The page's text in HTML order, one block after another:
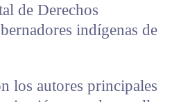
de Derechos
indígenas de
los autores principales